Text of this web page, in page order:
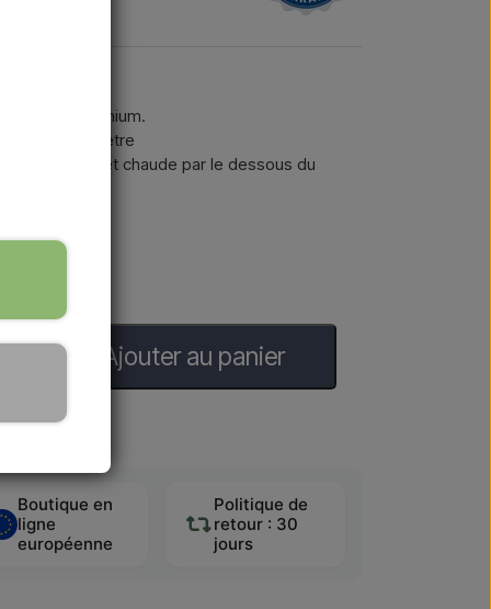
Alu en aluminium.
cm de diamètre
eau froide et chaude par le dessous du
Ajouter au panier
Boutique en
ligne
européenne
Politique de
retour : 30
jours